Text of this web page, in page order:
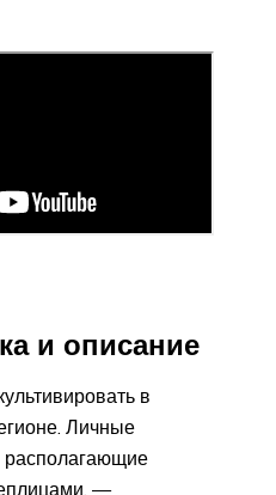
и описание
в
Личные
располагающие
—